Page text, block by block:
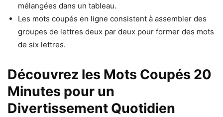
mélangées dans un tableau.
Les mots coupés en ligne consistent à assembler des
groupes de lettres deux par deux pour former des mots
de six lettres.
Découvrez les Mots Coupés 20
Minutes pour un
Divertissement Quotidien